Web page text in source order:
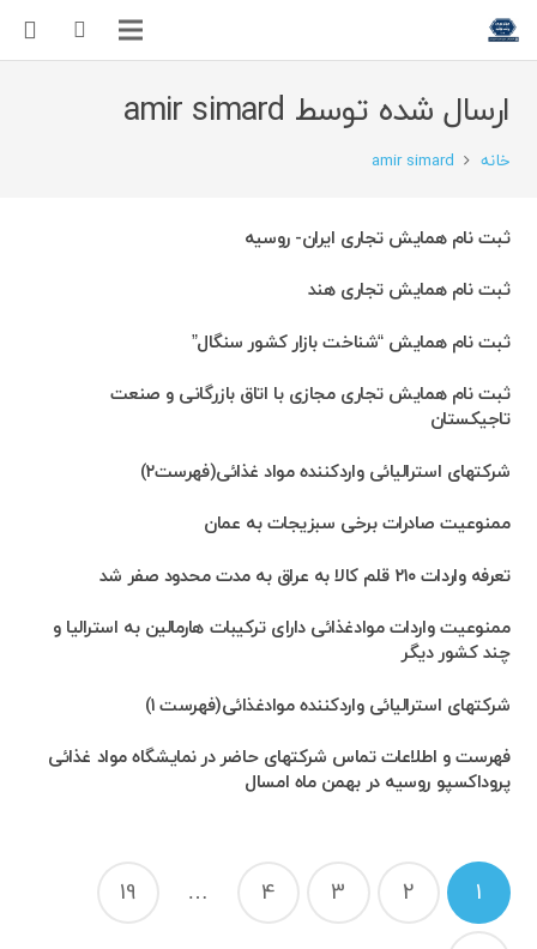
ارسال شده توسط amir simard
خانه amir simard
ثبت نام همایش تجاری ایران- روسیه
ثبت نام همایش تجاری هند
ثبت نام همایش “شناخت بازار کشور سنگال”
ثبت نام همایش تجاری مجازی با اتاق بازرگانی و صنعت
تاجیکستان
شرکتهای استرالیائی واردکننده مواد غذائی(فهرست۲)
ممنوعیت صادرات برخی سبزیجات به عمان
تعرفه واردات ۲۱۰ قلم کالا به عراق به مدت محدود صفر شد
ممنوعیت واردات موادغذائی دارای ترکیبات هارمالین به استرالیا و
چند کشور دیگر
شرکتهای استرالیائی واردکننده موادغذائی(فهرست ۱)
فهرست و اطلاعات تماس شرکتهای حاضر در نمایشگاه مواد غذائی
پروداکسپو روسیه در بهمن ماه امسال
راهبری
نوشته‌ها
1
2
3
4
…
19